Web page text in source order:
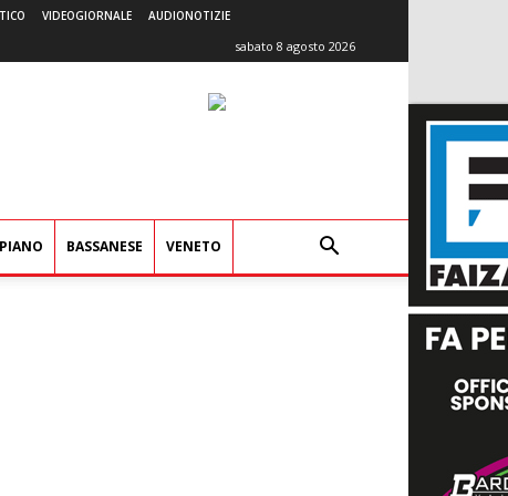
VIDEOGIORNALE AUDIONOTIZIE
sabato 8 agosto 2026
BASSANESE VENETO